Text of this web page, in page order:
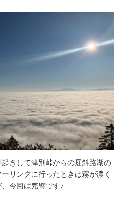
きして津別峠からの屈斜路湖の
リングに行ったときは霧が濃く
今回は完璧です♪